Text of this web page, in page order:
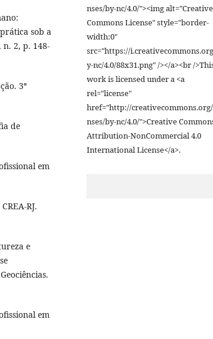
sob a
2, p. 148-
3ª
de
em
RJ.
e
em
nses/by-nc/4.0/"><img alt="Creative
Commons License" style="border-
width:0"
src="https://
y-nc/4.0/88x31.png" /></a><br /
work is licensed under a <a
rel="license"
href="http://
nses/by-nc/4.0/">Creative
Attribution-NonCommercial 4.0
International License</a>.